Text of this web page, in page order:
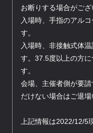
お断りする場合がござ
入場時、手指のアル
す。
入場時、非接触式体
す。37.5度以上の方
す。
会場、主催者側が要
だけない場合はご退場
上記情報は2022/12/5